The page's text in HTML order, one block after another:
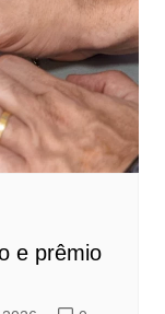
e prêmio